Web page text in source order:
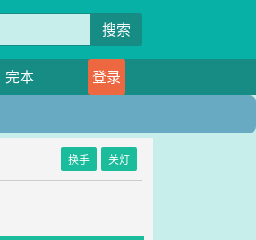
搜索
完本
登录
换手 关灯